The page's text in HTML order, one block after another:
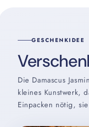
s
i
b
l
e
GESCHENKIDEE
Die Damascus
kleines Kunstwerk,
Einpacken nötig,